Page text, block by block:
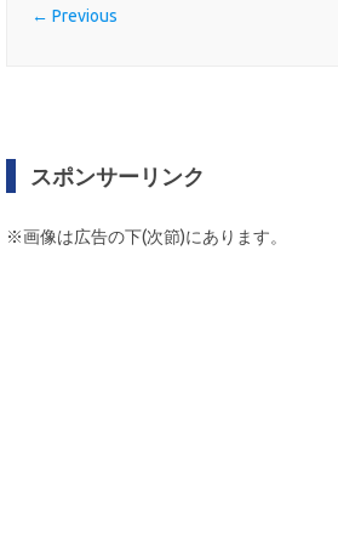
← Previous
スポンサーリンク
※画像は広告の下(次節)にあります。